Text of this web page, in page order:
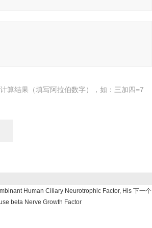
算结果（填写阿拉伯数字），如：三加四=7
Human Ciliary Neurotrophic Factor, His下一个
beta Nerve Growth Factor